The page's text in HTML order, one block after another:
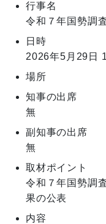
行事名
令和７年国勢調
日時
2026年5月29日
場所
知事の出席
無
副知事の出席
無
取材ポイント
令和７年国勢調
果の公表
内容